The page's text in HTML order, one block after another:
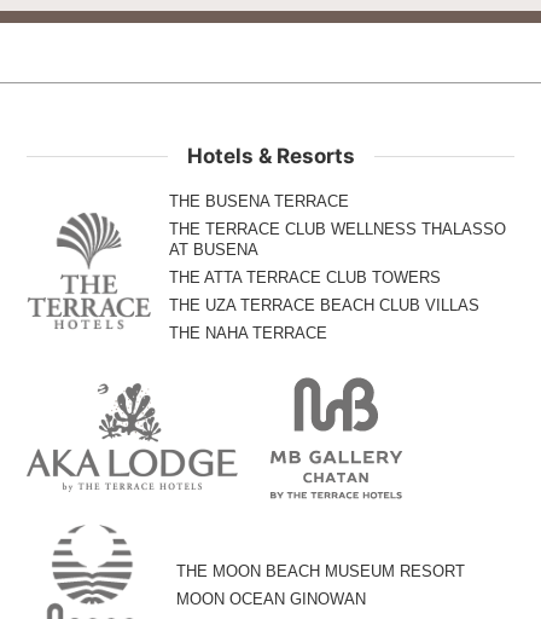
Hotels & Resorts
THE BUSENA TERRACE
THE TERRACE CLUB WELLNESS THALASSO
AT BUSENA
THE ATTA TERRACE CLUB TOWERS
THE UZA TERRACE BEACH CLUB VILLAS
THE NAHA TERRACE
THE MOON BEACH MUSEUM RESORT
MOON OCEAN GINOWAN